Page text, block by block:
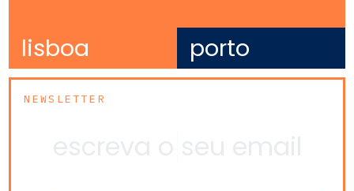
lisboa porto
NEWSLETTER